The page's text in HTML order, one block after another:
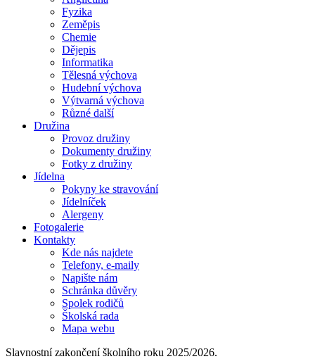
Fyzika
Zeměpis
Chemie
Dějepis
Informatika
Tělesná výchova
Hudební výchova
Výtvarná výchova
Různé další
Družina
Provoz družiny
Dokumenty družiny
Fotky z družiny
Jídelna
Pokyny ke stravování
Jídelníček
Alergeny
Fotogalerie
Kontakty
Kde nás najdete
Telefony, e-maily
Napište nám
Schránka důvěry
Spolek rodičů
Školská rada
Mapa webu
Slavnostní zakončení školního roku 2025/2026.